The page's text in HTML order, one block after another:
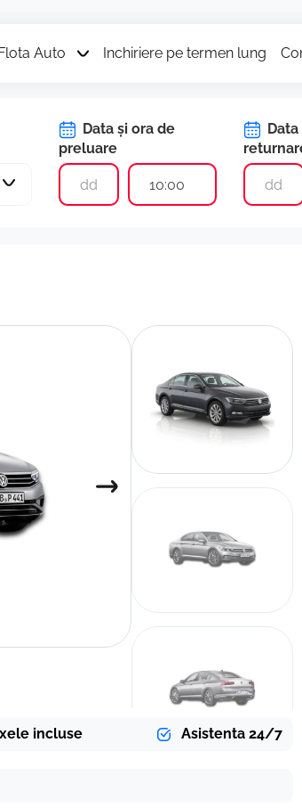
Auto Inchiriere pe termen lung
Data și ora de
preluare
10:00
incluse Asistenta 24/7